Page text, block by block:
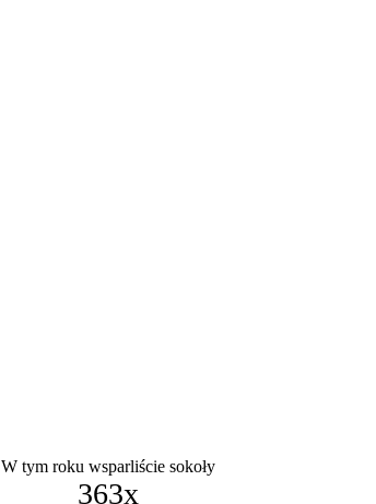
W tym roku wsparliście sokoły
363x